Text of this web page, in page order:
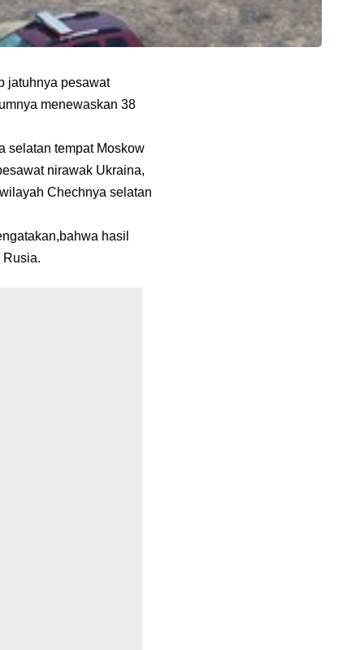
jatuhnya pesawat
menewaskan 38
selatan tempat Moskow
nirawak Ukraina,
Chechnya selatan
hasil
Rusia.